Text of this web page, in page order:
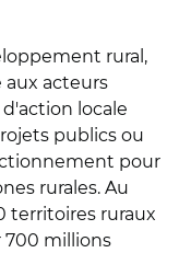
rural,
acteurs
locale
publics ou
pour
rurales. Au
territoires ruraux
700 millions